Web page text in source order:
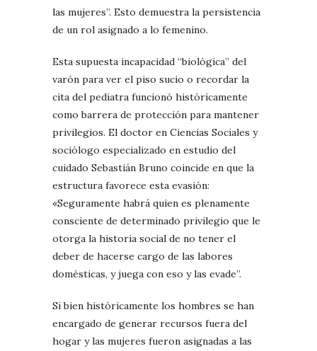
las mujeres”. Esto demuestra la persistencia
de un rol asignado a lo femenino.
Esta supuesta incapacidad “biológica” del
varón para ver el piso sucio o recordar la
cita del pediatra funcionó históricamente
como barrera de protección para mantener
privilegios. El doctor en Ciencias Sociales y
sociólogo especializado en estudio del
cuidado Sebastián Bruno coincide en que la
estructura favorece esta evasión:
«Seguramente habrá quien es plenamente
consciente de determinado privilegio que le
otorga la historia social de no tener el
deber de hacerse cargo de las labores
domésticas, y juega con eso y las evade”.
Si bien históricamente los hombres se han
encargado de generar recursos fuera del
hogar y las mujeres fueron asignadas a las